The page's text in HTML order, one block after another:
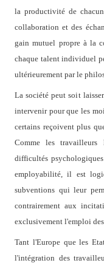
la productivité de
collaboration et des
gain mutuel propre à la
chaque talent individuel
ultérieurement par le
La société peut soit
intervenir pour que les
certains reçoivent plus
Comme les
difficultés
employabilité, il est
subventions qui leur
contrairement aux
exclusivement l'emploi
Tant l'Europe que les
l'intégration des